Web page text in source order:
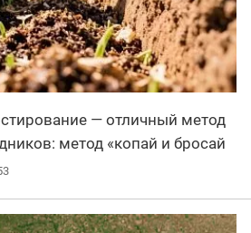
— отличный метод
метод «копай и бросай